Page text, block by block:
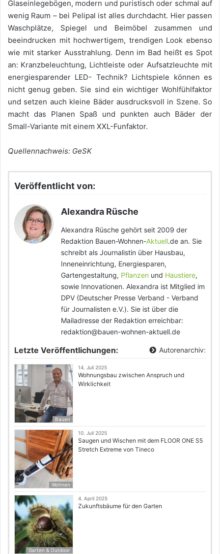
Glaseinlegebögen, modern und puristisch oder schmal auf
wenig Raum – bei Pelipal ist alles durchdacht. Hier passen
Waschplätze, Spiegel und Beimöbel zusammen und
beeindrucken mit hochwertigem, trendigen Look ebenso
wie mit starker Ausstrahlung. Denn im Bad heißt es Spot
an: Kranzbeleuchtung, Lichtleiste oder Aufsatzleuchte mit
energiesparender LED- Technik? Lichtspiele können es
nicht genug geben. Sie sind ein wichtiger Wohlfühlfaktor
und setzen auch kleine Bäder ausdrucksvoll in Szene. So
macht das Planen Spaß und punkten auch Bäder der
Small-Variante mit einem XXL-Funfaktor.
Quellennachweis: GeSK
Veröffentlicht von:
Alexandra Rüsche
Alexandra Rüsche gehört seit 2009 der
Redaktion Bauen-Wohnen-Aktuell.de an. Sie
schreibt als Journalistin über Hausbau,
Inneneinrichtung, Energiesparen,
Gartengestaltung, Pflanzen und Haustiere,
sowie Innovationen. Alexandra ist Mitglied im
DPV (Deutscher Presse Verband - Verband
für Journalisten e.V.). Sie ist über die
Mailadresse der Redaktion erreichbar:
redaktion@bauen-wohnen-aktuell.de
Letzte Veröffentlichungen: Autorenarchiv:
Bauen
14. Juli 2025
Wohnungsbau zwischen Anspruch und
Wirklichkeit
Wohnen
10. Juli 2025
Saugen und Wischen mit dem FLOOR ONE S5
Stretch Extreme von Tineco
Garten & Outdoor
4. April 2025
Zukunftsbäume für den Garten